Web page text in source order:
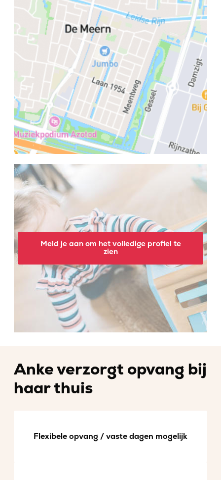
Meld je aan om het volledige profiel te
zien
Anke verzorgt opvang bij
haar thuis
Flexibele opvang / vaste dagen mogelijk